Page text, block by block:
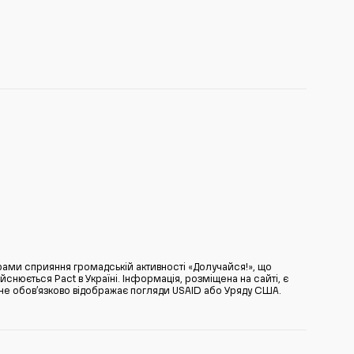
сприяння громадській активності «Долучайся!», що
Pact в Україні. Інформація, розміщена на сайті, є
обов’язково відображає погляди USAID або Уряду США.